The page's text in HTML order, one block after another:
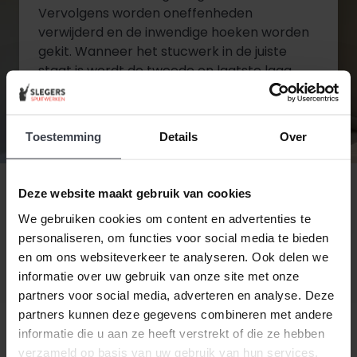
Toestemming Details Over
Deze website maakt gebruik van cookies
We gebruiken cookies om content en advertenties te
personaliseren, om functies voor social media te bieden
en om ons websiteverkeer te analyseren. Ook delen we
informatie over uw gebruik van onze site met onze
partners voor social media, adverteren en analyse. Deze
partners kunnen deze gegevens combineren met andere
informatie die u aan ze heeft verstrekt of die ze hebben
verzameld op basis van uw gebruik van hun services.
Vervolgens worden oneffenheden
verwijderd en de inwendige hoeken worden
gekit. Wanneer het stucwerk in de juiste
staat is wordt de tweede en laatste laag
aangebracht.
Diensten bekijken